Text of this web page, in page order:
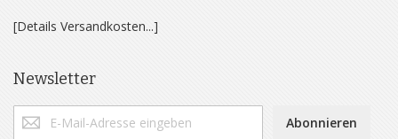
[Details Versandkosten...]
Newsletter
Abonnieren